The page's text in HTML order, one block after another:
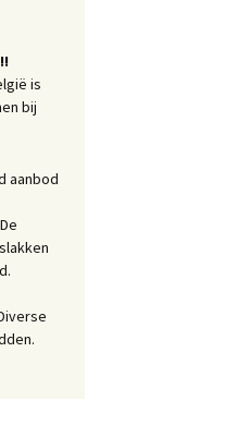
is
bij
aanbod